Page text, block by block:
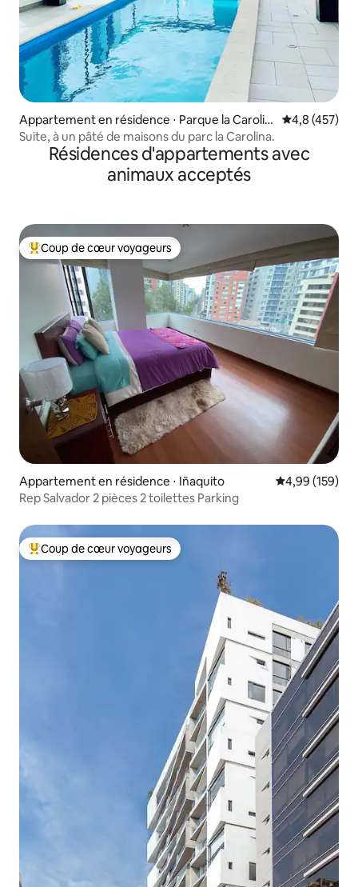
Appartement en résidence ⋅ Parque la Carolin
a
Évaluation
4,8 (457)
Suite, à un pâté de maisons du parc la Carolina.
Résidences d'appartements avec
animaux acceptés
Coups de cœur voyageurs les plus appréciés
Coup de cœur voyageurs
Appartement en résidence ⋅ Iñaquito Évaluation
4,99 (159)
Rep Salvador 2 pièces 2 toilettes Parking
Coups de cœur voyageurs les plus appréciés
Coup de cœur voyageurs